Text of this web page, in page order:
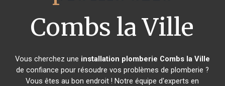
Combs la Ville
Vous cherchez une installation plomberie Combs la Ville
de confiance pour résoudre vos problèmes de plomberie ?
Vous êtes au bon endroit ! Notre équipe d'experts en